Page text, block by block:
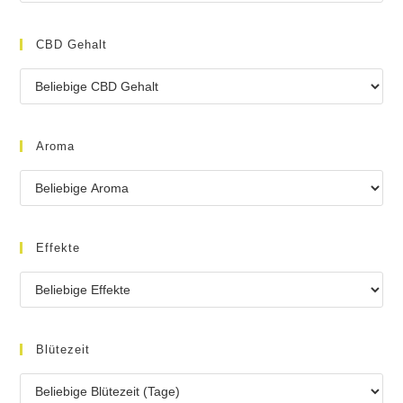
CBD Gehalt
Aroma
Effekte
Blütezeit